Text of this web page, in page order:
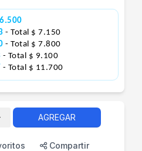
- Total $ 7.150
- Total $ 7.800
- Total $ 9.100
- Total $ 11.700
AGREGAR
Compartir